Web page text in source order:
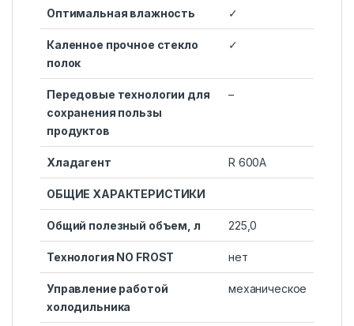
Оптимальная влажность ✓
Каленное прочное стекло
полок
✓
Передовые технологии для
сохранения пользы
продуктов
–
Хладагент R 600A
ОБЩИЕ ХАРАКТЕРИСТИКИ
Общий полезный объем, л 225,0
Технология NO FROST нет
Управление работой
холодильника
механическое